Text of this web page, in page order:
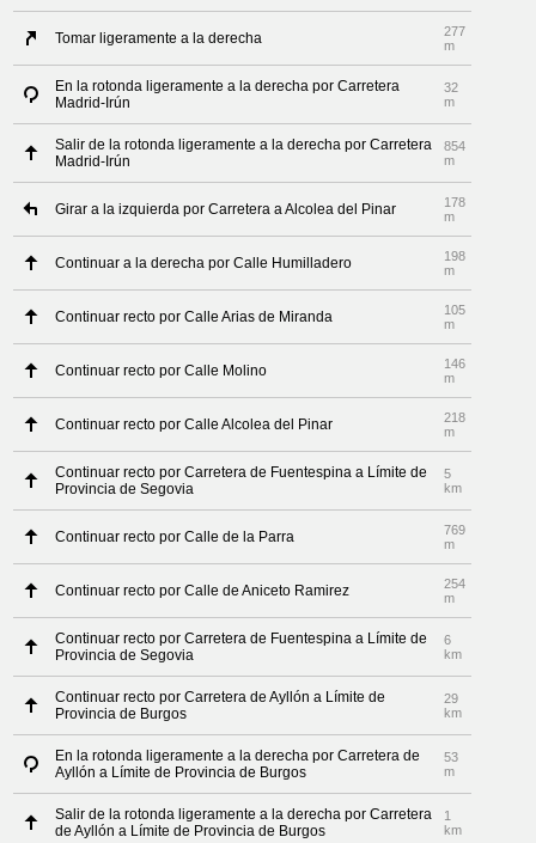
Tomar ligeramente a la derecha
277
m
En la rotonda ligeramente a la derecha por Carretera
Madrid-Irún
32
m
Salir de la rotonda ligeramente a la derecha por Carretera
Madrid-Irún
854
m
Girar a la izquierda por Carretera a Alcolea del Pinar
178
m
Continuar a la derecha por Calle Humilladero
198
m
Continuar recto por Calle Arias de Miranda
105
m
Continuar recto por Calle Molino
146
m
Continuar recto por Calle Alcolea del Pinar
218
m
Continuar recto por Carretera de Fuentespina a Límite de
Provincia de Segovia
5
km
Continuar recto por Calle de la Parra
769
m
Continuar recto por Calle de Aniceto Ramirez
254
m
Continuar recto por Carretera de Fuentespina a Límite de
Provincia de Segovia
6
km
Continuar recto por Carretera de Ayllón a Límite de
Provincia de Burgos
29
km
En la rotonda ligeramente a la derecha por Carretera de
Ayllón a Límite de Provincia de Burgos
53
m
Salir de la rotonda ligeramente a la derecha por Carretera
de Ayllón a Límite de Provincia de Burgos
1
km